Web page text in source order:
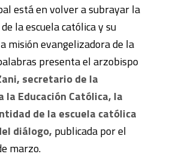
está en volver a subrayar la
la escuela católica y su
misión evangelizadora de la
presenta el arzobispo
secretario de la
la Educación Católica, la
de la escuela católica
diálogo, publicada por el
marzo.